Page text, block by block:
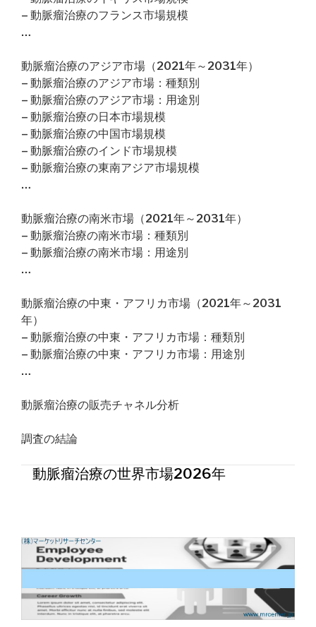
– 動脈瘤治療のフランス市場規模
…
動脈瘤治療のアジア市場（2021年～2031年）
– 動脈瘤治療のアジア市場：種類別
– 動脈瘤治療のアジア市場：用途別
– 動脈瘤治療の日本市場規模
– 動脈瘤治療の中国市場規模
– 動脈瘤治療のインド市場規模
– 動脈瘤治療の東南アジア市場規模
…
動脈瘤治療の南米市場（2021年～2031年）
– 動脈瘤治療の南米市場：種類別
– 動脈瘤治療の南米市場：用途別
…
動脈瘤治療の中東・アフリカ市場（2021年～2031
年）
– 動脈瘤治療の中東・アフリカ市場：種類別
– 動脈瘤治療の中東・アフリカ市場：用途別
…
動脈瘤治療の販売チャネル分析
調査の結論
動脈瘤治療の世界市場2026年